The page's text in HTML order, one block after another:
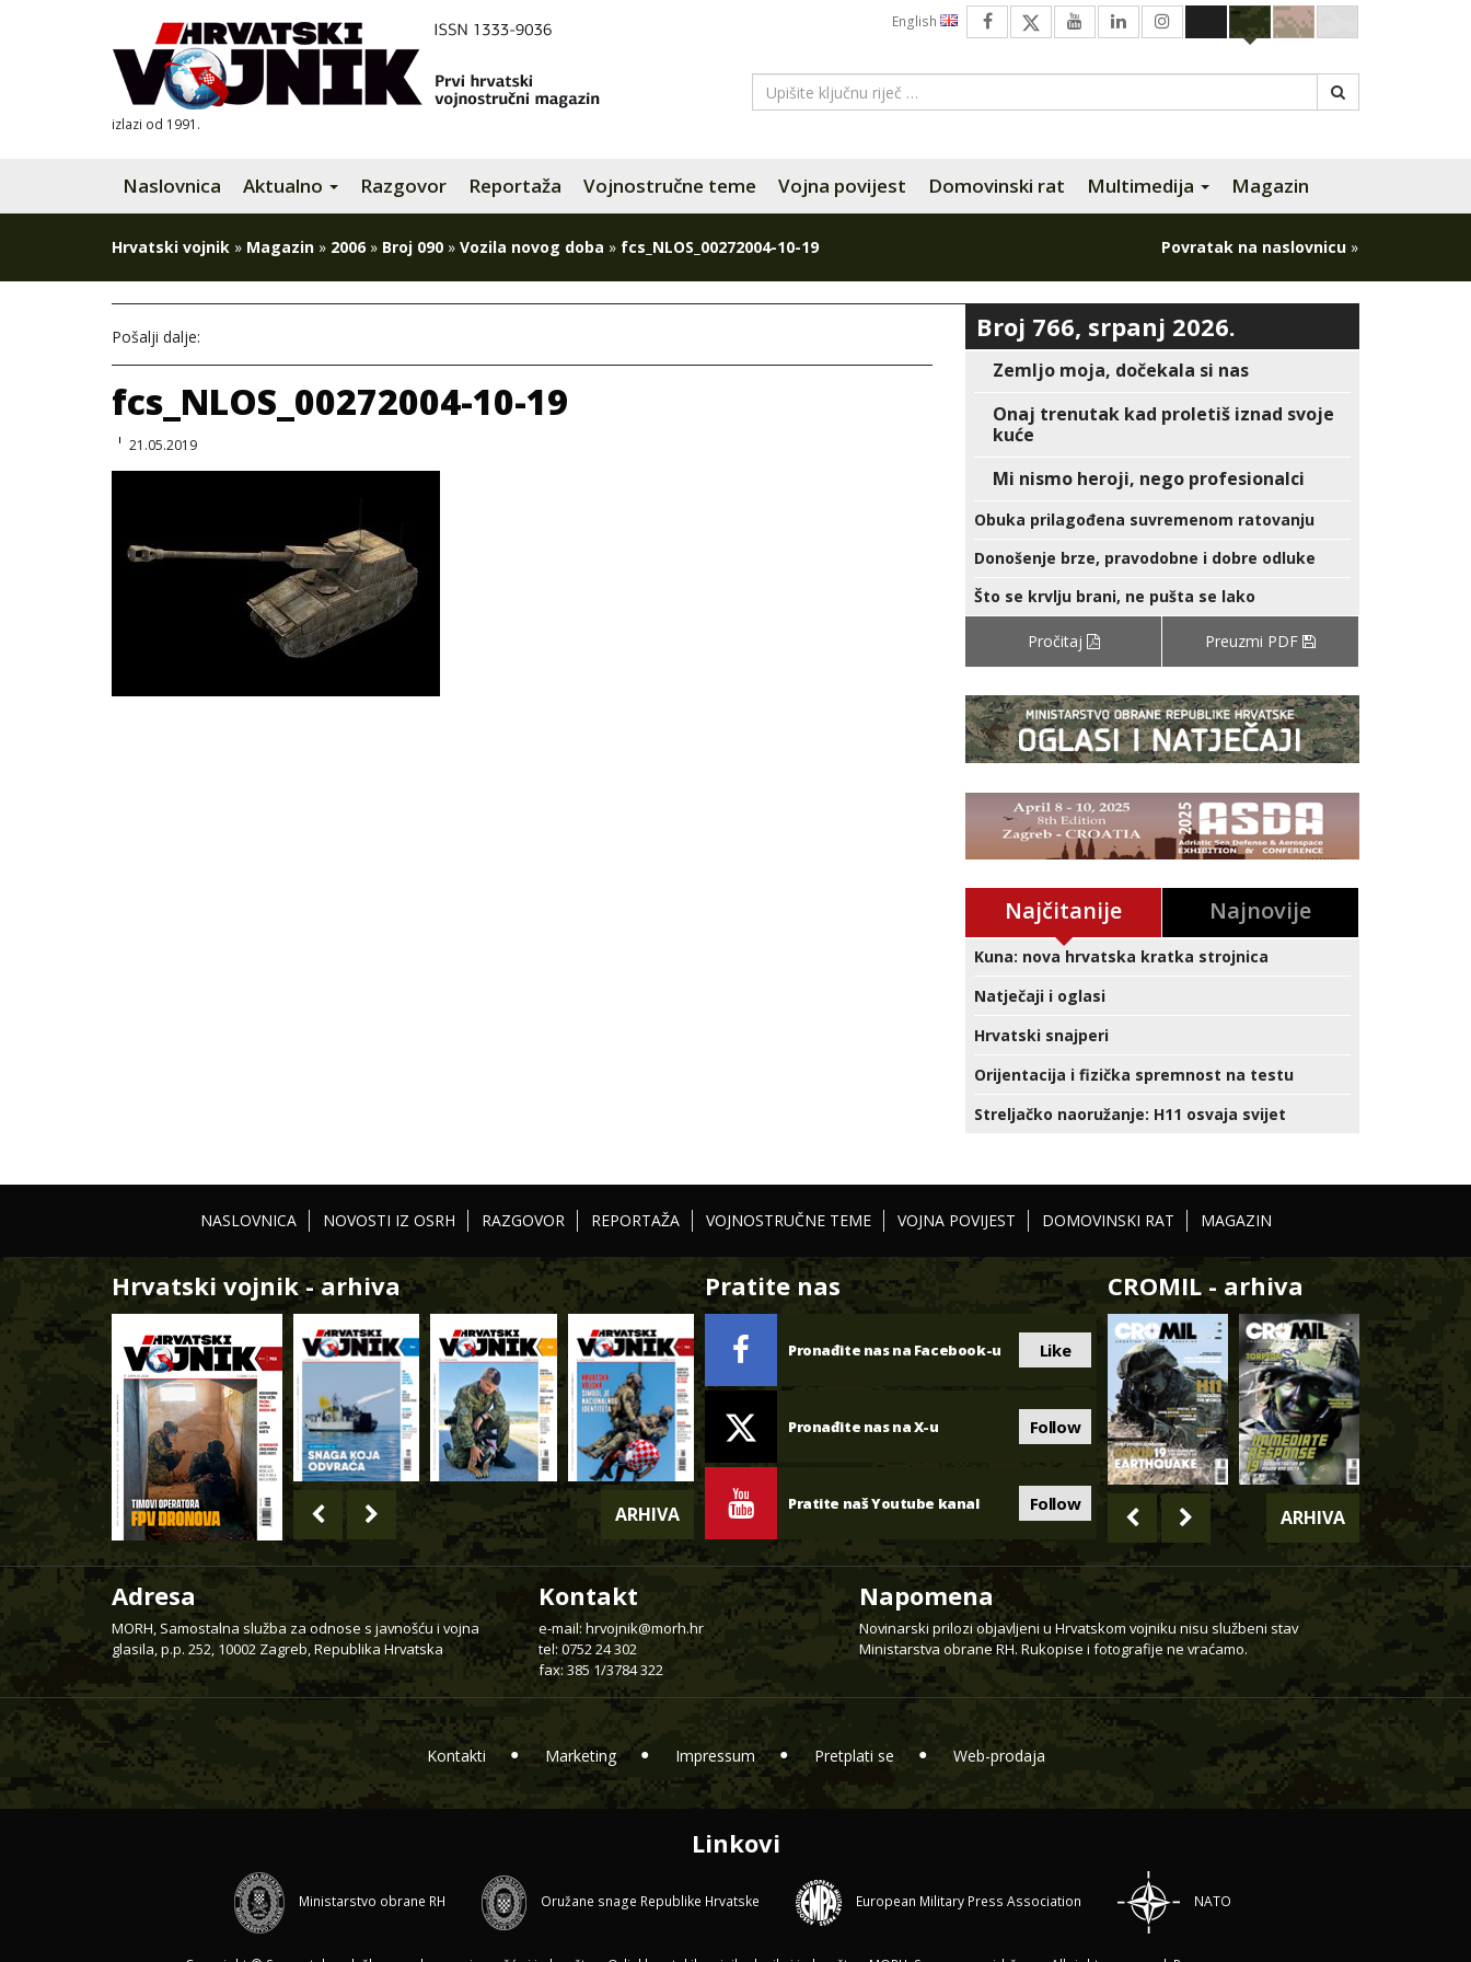
izlazi od 1991.
English
Naslovnica Aktualno Razgovor Reportaža Vojnostručne teme Vojna povijest Domovinski rat Multimedija Magazin
Hrvatski vojnik » Magazin » 2006 » Broj 090 » Vozila novog doba » fcs_NLOS_00272004-10-19 Povratak na naslovnicu »
Pošalji dalje:
fcs_NLOS_00272004-10-19
21.05.2019
Broj 766, srpanj 2026.
Zemljo moja, dočekala si nas
Onaj trenutak kad proletiš iznad svoje
kuće
Mi nismo heroji, nego profesionalci
Obuka prilagođena suvremenom ratovanju
Donošenje brze, pravodobne i dobre odluke
Što se krvlju brani, ne pušta se lako
Pročitaj Preuzmi PDF
Najčitanije Najnovije
Kuna: nova hrvatska kratka strojnica
Natječaji i oglasi
Hrvatski snajperi
Orijentacija i fizička spremnost na testu
Streljačko naoružanje: H11 osvaja svijet
NASLOVNICA NOVOSTI IZ OSRH RAZGOVOR REPORTAŽA VOJNOSTRUČNE TEME VOJNA POVIJEST DOMOVINSKI RAT MAGAZIN
Hrvatski vojnik - arhiva
ARHIVA
Pratite nas
Pronađite nas na Facebook-u Like
Pronađite nas na X-u Follow
Pratite naš Youtube kanal Follow
CROMIL - arhiva
ARHIVA
Adresa
MORH, Samostalna služba za odnose s javnošću i vojna
glasila, p.p. 252, 10002 Zagreb, Republika Hrvatska
Kontakt
e-mail: hrvojnik@morh.hr
tel: 0752 24 302
fax: 385 1/3784 322
Napomena
Novinarski prilozi objavljeni u Hrvatskom vojniku nisu službeni stav
Ministarstva obrane RH. Rukopise i fotografije ne vraćamo.
Kontakti Marketing Impressum Pretplati se Web-prodaja
Linkovi
Ministarstvo obrane RH Oružane snage Republike Hrvatske European Military Press Association NATO